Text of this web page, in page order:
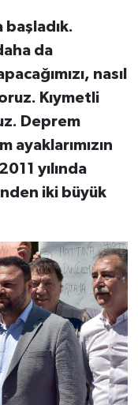
başladık.
da
nasıl
Kıymetli
Deprem
ayaklarımızın
yılında
iki büyük